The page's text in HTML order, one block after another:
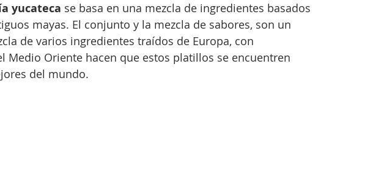
Energias Renovables
vida
yucateca se basa en una mezcla de ingredientes basados
mayas. El conjunto y la mezcla de sabores, son un
de varios ingredientes traídos de Europa, con
Medio Oriente hacen que estos platillos se encuentren
del mundo.